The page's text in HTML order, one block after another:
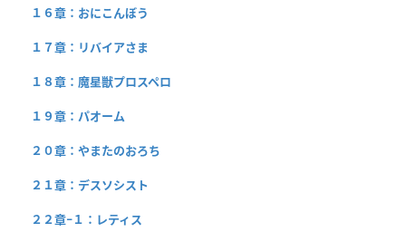
１６章：おにこんぼう
１７章：リバイアさま
１８章：魔星獣プロスペロ
１９章：パオーム
２０章：やまたのおろち
２１章：デスソシスト
２２章−１：レティス